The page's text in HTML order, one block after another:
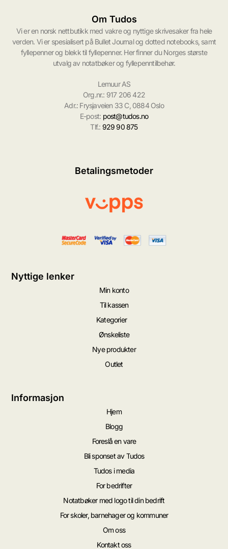
Om Tudos
Vi er en norsk nettbutikk med vakre og nyttige skrivesaker fra hele
verden. Vi er spesialisert på Bullet Journal og dotted notebooks, samt
fyllepenner og blekk til fyllepenner. Her finner du Norges største
utvalg av notatbøker og fyllepenntilbehør.
Lemuur AS
Org.nr.: 917 206 422
Adr.: Frysjaveien 33 C, 0884 Oslo
E-post: post@tudos.no
Tlf.: 929 90 875
Betalingsmetoder
Nyttige lenker
Min konto
Til kassen
Kategorier
Ønskeliste
Nye produkter
Outlet
Informasjon
Hjem
Blogg
Foreslå en vare
Bli sponset av Tudos
Tudos i media
For bedrifter
Notatbøker med logo til din bedrift
For skoler, barnehager og kommuner
Om oss
Kontakt oss